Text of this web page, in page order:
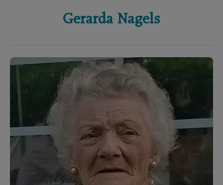
Gerarda Nagels